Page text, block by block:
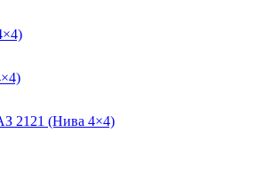
2121 (Нива 4×4)